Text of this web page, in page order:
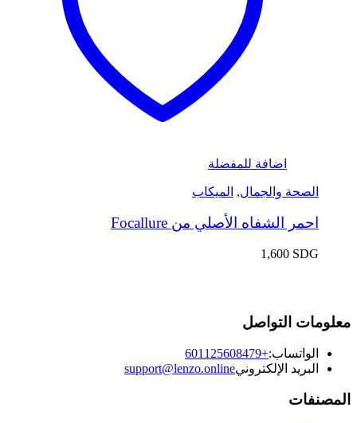
اضافة للمفضلة
الصحة والجمال, الميكاب
احمر الشفاه الأصلي من Focallure
1,600 SDG
معلومات التواصل
الواتساب:+601125608479
البريد الإلكترونيsupport@lenzo.online
المصنفات